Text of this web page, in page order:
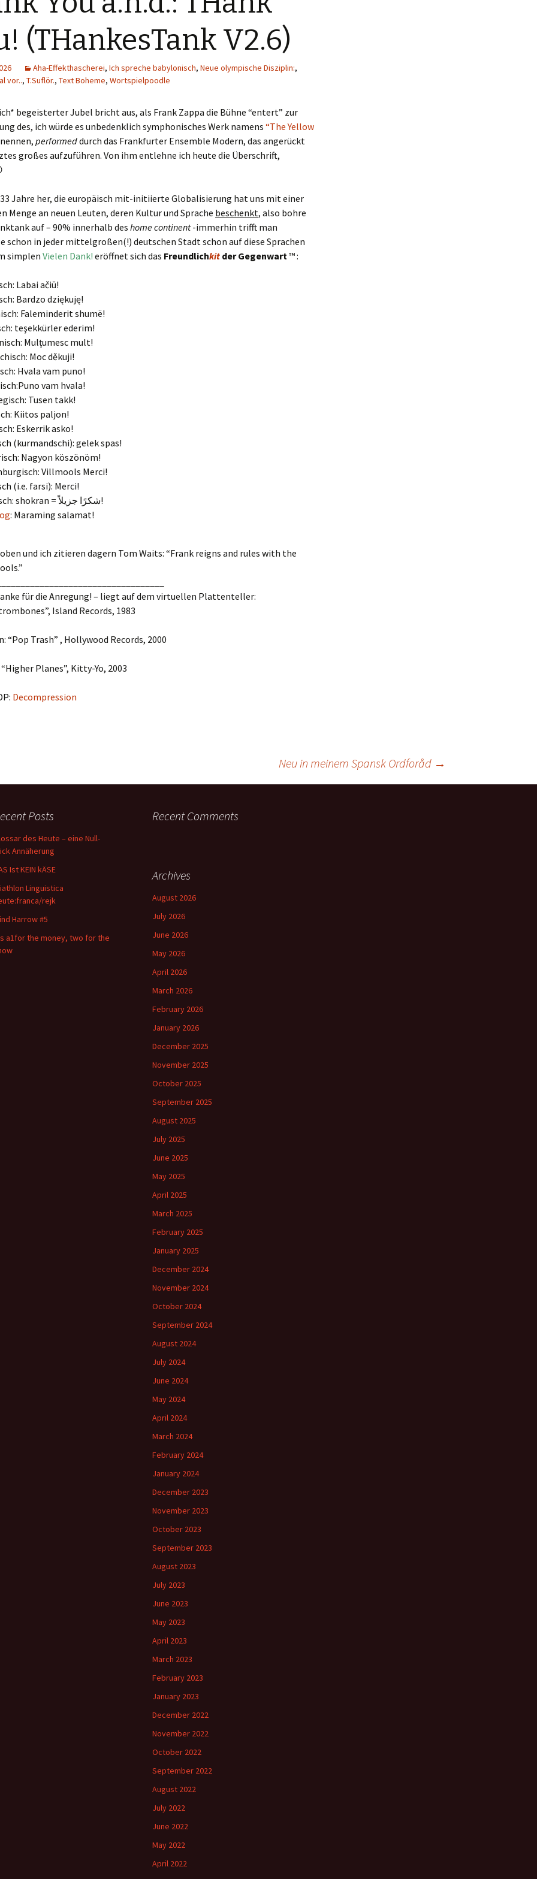
(THankesTank V2.6)
Aha-Effekthascherei, Ich spreche babylonisch, Neue olympische Disziplin:,
vor.., T.Suflör., Text Boheme, Wortspielpoodle
begeisterter Jubel bricht aus, als Frank Zappa die Bühne “entert” zur
des, ich würde es unbedenklich symphonisches Werk namens “The Yellow
nennen, performeddurch das Frankfurter Ensemble Modern, das angerückt
großes aufzuführen. Von ihm entlehne ich heute die Überschrift,
Jahre her, die europäisch mit-initiierte Globalisierung hat uns mit einer
Menge an neuen Leuten, deren Kultur und Sprache beschenkt, also bohre
auf – 90% innerhalb deshome continent-immerhin trifft man
schon in jeder mittelgroßen(!) deutschen Stadt schon auf diese Sprachen
simplen Vielen Dank! eröffnet sich das Freundlichkit der Gegenwart™ :
Labai ačiū!
Bardzo dziękuję!
Faleminderit shumë!
teşekkürler ederim!
Mulțumesc mult!
Moc děkuji!
Hvala vam puno!
vam hvala!
Tusen takk!
Kiitos paljon!
Eskerrik asko!
(kurmandschi): gelek spas!
Nagyon köszönöm!
Villmools Merci!
(i.e. farsi): Merci!
arabisch: shokran = شكرًا جزيلاً!
: Maraming salamat!
und ich zitieren dagern Tom Waits: “Frank reigns and rules with the
für die Anregung! – liegt auf dem virtuellen Plattenteller:
Island Records, 1983
“Pop Trash” , Hollywood Records, 2000
Planes”, Kitty-Yo, 2003
Decompression
Neu in meinem Spansk Ordforåd →
Posts
des Heute – eine Null-
Annäherung
Ist KEIN kÄSE
Linguistica
rejk
Harrow #5
a1for the money, two for the
Recent Comments
Archives
August 2026
July 2026
June 2026
May 2026
April 2026
March 2026
February 2026
January 2026
December 2025
November 2025
October 2025
September 2025
August 2025
July 2025
June 2025
May 2025
April 2025
March 2025
February 2025
January 2025
December 2024
November 2024
October 2024
September 2024
August 2024
July 2024
June 2024
May 2024
April 2024
March 2024
February 2024
January 2024
December 2023
November 2023
October 2023
September 2023
August 2023
July 2023
June 2023
May 2023
April 2023
March 2023
February 2023
January 2023
December 2022
November 2022
October 2022
September 2022
August 2022
July 2022
June 2022
May 2022
April 2022